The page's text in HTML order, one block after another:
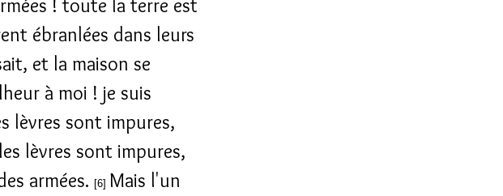
! toute la terre est
ébranlées dans leurs
et la maison se
à moi ! je suis
lèvres sont impures,
lèvres sont impures,
armées. [6] Mais l'un